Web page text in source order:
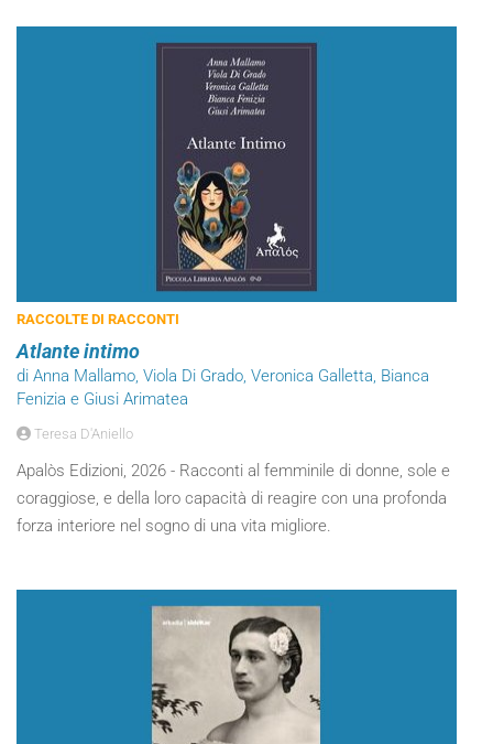
RACCOLTE DI RACCONTI
Atlante intimo
di Anna Mallamo, Viola Di Grado, Veronica Galletta, Bianca
Fenizia e Giusi Arimatea
Teresa D'Aniello
Apalòs Edizioni, 2026 - Racconti al femminile di donne, sole e
coraggiose, e della loro capacità di reagire con una profonda
forza interiore nel sogno di una vita migliore.